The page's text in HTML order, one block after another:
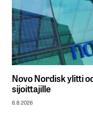
Novo Nordisk ylitti
sijoittajille
6.8.2026